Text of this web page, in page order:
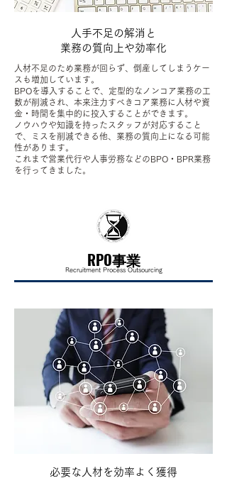
人手不足の解消と
業務の質向上や効率化
人材不足のため業務が回らず、倒産してしまうケー
スも増加しています。
BPOを導入することで、定型的なノンコア業務の工
数が削減され、本来注力すべきコア業務に人材や資
金・時間を集中的に投入することができます。
ノウハウや知識を持ったスタッフが対応すること
で、ミスを削減できる他、業務の質向上になる可能
性があります。
これまで営業代行や人事労務などのBPO・BPR業務
を行ってきました。
RPO事業
Recruitment Process Outsourcing
必要な人材を効率よく獲得